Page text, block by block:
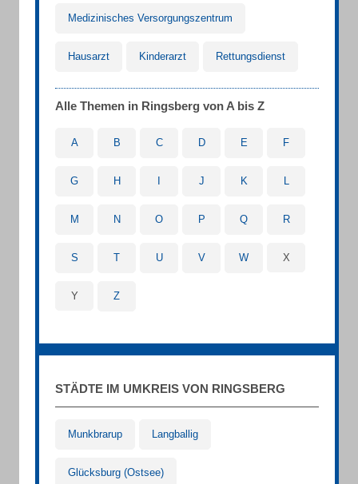
Medizinisches Versorgungszentrum
Hausarzt Kinderarzt Rettungsdienst
Alle Themen in Ringsberg von A bis Z
A B C D E F
G H J K L
M N O P Q R
S T U V W X
Y Z
STÄDTE IM UMKREIS VON RINGSBERG
Munkbrarup Langballig
Glücksburg (Ostsee)